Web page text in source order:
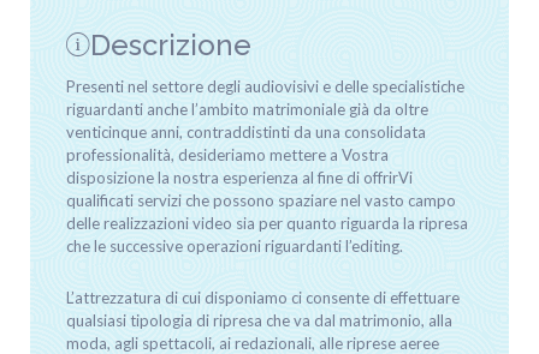
Descrizione
Presenti nel settore degli audiovisivi e delle specialistiche
riguardanti anche l’ambito matrimoniale già da oltre
venticinque anni, contraddistinti da una consolidata
professionalità, desideriamo mettere a Vostra
disposizione la nostra esperienza al fine di offrirVi
qualificati servizi che possono spaziare nel vasto campo
delle realizzazioni video sia per quanto riguarda la ripresa
che le successive operazioni riguardanti l’editing.
L’attrezzatura di cui disponiamo ci consente di effettuare
qualsiasi tipologia di ripresa che va dal matrimonio, alla
moda, agli spettacoli, ai redazionali, alle riprese aeree